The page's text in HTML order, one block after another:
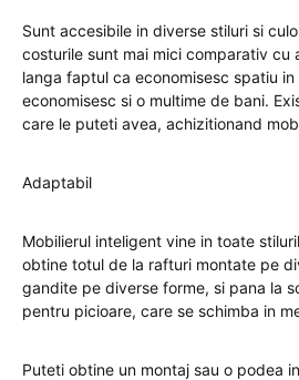
Sunt accesibile in diverse stiluri si
costurile sunt mai mici comparativ cu
langa faptul ca economisesc spatiu
economisesc si o multime de bani.
care le puteti avea, achizitionand
Adaptabil
Mobilierul inteligent vine in toate
obtine totul de la rafturi montate pe
gandite pe diverse forme, si pana la
pentru picioare, care se schimba in
Puteti obtine un montaj sau o podea